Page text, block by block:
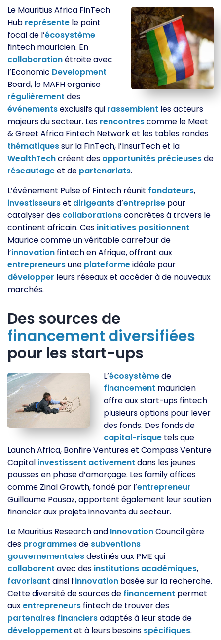
Le Mauritius Africa FinTech
Hub représente le point
focal de l’écosystème
fintech mauricien. En
collaborationétroite avec
l’Economic Development
Board, le MAFH organise
régulièrement des
événementsexclusifs qui rassemblent les acteurs
majeurs du secteur. Les rencontrescomme le Meet
& Greet Africa Fintech Network et les tables rondes
thématiquessur la FinTech, l’InsurTech et la
WealthTechcréent des opportunités précieusesde
réseautageet de partenariats.
L’événement Pulse of Fintech réunit fondateurs,
investisseurset dirigeantsd’entreprise pour
catalyser des collaborationsconcrètes à travers le
continent africain. Ces initiatives positionnent
Maurice comme un véritable carrefour de
l’innovation fintech en Afrique, offrant aux
entrepreneursune plateformeidéale pour
développer leurs réseaux et accéder à de nouveaux
marchés.
Des sources de
financement diversifiées
pour les start-ups
L’écosystèmede
financement mauricien
offre aux start-ups fintech
plusieurs options pour lever
des fonds. Des fonds de
capital-risque tels que
Launch Africa, Bonfire Ventures et Compass Venture
Capital investissent activement dans les jeunes
pousses en phase d’amorçage. Les family offices
comme Zinal Growth, fondé par l’entrepreneur
Guillaume Pousaz, apportent également leur soutien
financier aux projets innovants du secteur.
Le Mauritius Research and InnovationCouncil gère
des programmesde subventions
gouvernementalesdestinés aux PME qui
collaborent avec des institutions académiques,
favorisant ainsi l’innovation basée sur la recherche.
Cette diversité de sources de financement permet
auxentrepreneurs fintech de trouver des
partenaires financiersadaptés à leur stade de
développement et à leurs besoins spécifiques.